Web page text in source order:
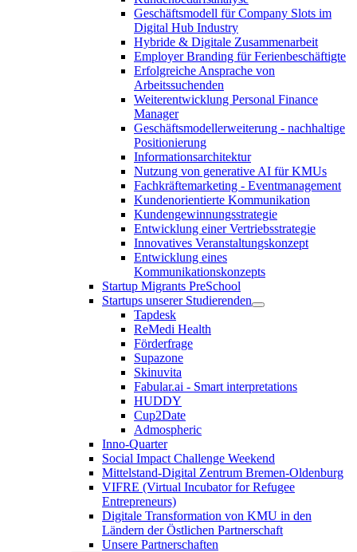
Geschäftsmodell für Company Slots im
Digital Hub Industry
Hybride & Digitale Zusammenarbeit
Employer Branding für Ferienbeschäftigte
Erfolgreiche Ansprache von
Arbeitssuchenden
Weiterentwicklung Personal Finance
Manager
Geschäftsmodellerweiterung - nachhaltige
Positionierung
Informationsarchitektur
Nutzung von generative AI für KMUs
Fachkräftemarketing - Eventmanagement
Kundenorientierte Kommunikation
Kundengewinnungsstrategie
Entwicklung einer Vertriebsstrategie
Innovatives Veranstaltungskonzept
Entwicklung eines
Kommunikationskonzepts
Startup Migrants PreSchool
Startups unserer Studierenden
Tapdesk
ReMedi Health
Förderfrage
Supazone
Skinuvita
Fabular.ai - Smart interpretations
HUDDY
Cup2Date
Admospheric
Inno-Quarter
Social Impact Challenge Weekend
Mittelstand-Digital Zentrum Bremen-Oldenburg
VIFRE (Virtual Incubator for Refugee
Entrepreneurs)
Digitale Transformation von KMU in den
Ländern der Östlichen Partnerschaft
Unsere Partnerschaften